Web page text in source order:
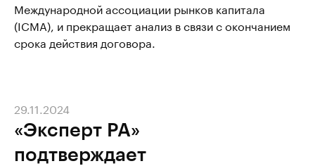
Международной ассоциации рынков капитала
(ICMA), и прекращает анализ в связи с окончанием
срока действия договора.
«Эксперт РА»
подтверждает
29.11.2024